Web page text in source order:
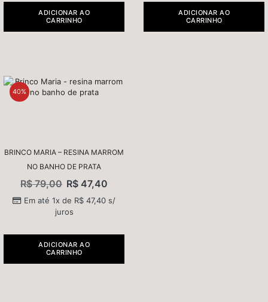
ADICIONAR AO
CARRINHO
ADICIONAR AO
CARRINHO
40%
BRINCO MARIA – RESINA MARROM
NO BANHO DE PRATA
R$79,00 R$47,40
Em até 1x de R$47,40s/
juros
ADICIONAR AO
CARRINHO